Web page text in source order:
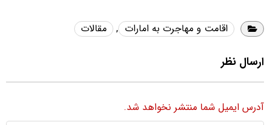
اقامت و مهاجرت به امارات , مقالات
ارسال نظر
آدرس ایمیل شما منتشر نخواهد شد.